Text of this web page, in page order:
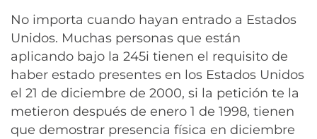
No importa cuando hayan entrado a Estados
Unidos. Muchas personas que están
aplicando bajo la 245i tienen el requisito de
haber estado presentes en los Estados Unidos
el 21 de diciembre de 2000, si la petición te la
metieron después de enero 1 de 1998, tienen
que demostrar presencia física en diciembre